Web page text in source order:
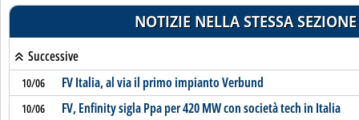
NOTIZIE NELLA STESSA SEZIONE
Successive
10/06 FV Italia, al via il primo impianto Verbund
10/06 FV, Enfinity sigla Ppa per 420 MW con società tech in Italia